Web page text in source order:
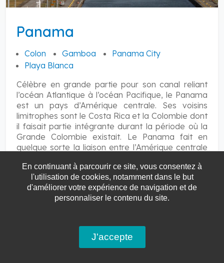
Panama
Colon Gamboa
Panama City
Playa Blanca
Célèbre en grande partie pour son canal reliant
l’océan Atlantique à l’océan Pacifique, le Panama
est un pays d’Amérique centrale. Ses voisins
limitrophes sont le Costa Rica et la Colombie dont
il faisait partie intégrante durant la période où la
Grande Colombie existait. Le Panama fait en
quelque sorte la liaison entre l’Amérique centrale
EN SAVOIR PLUS
En continuant à parcourir ce site, vous consentez à
l'utilisation de cookies, notamment dans le but
d'améliorer votre expérience de navigation et de
personnaliser le contenu du site.
J'accepte